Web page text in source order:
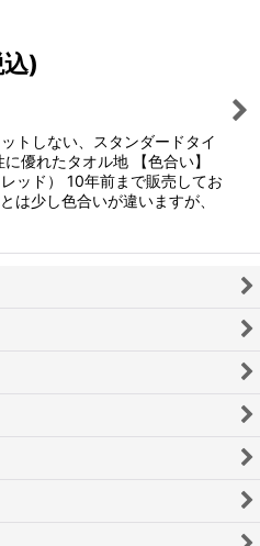
込む
)
ットしない、スタンダードタイ
優れたタオル地 【色合い】
ッド） 10年前まで販売してお
は少し色合いが違いますが、